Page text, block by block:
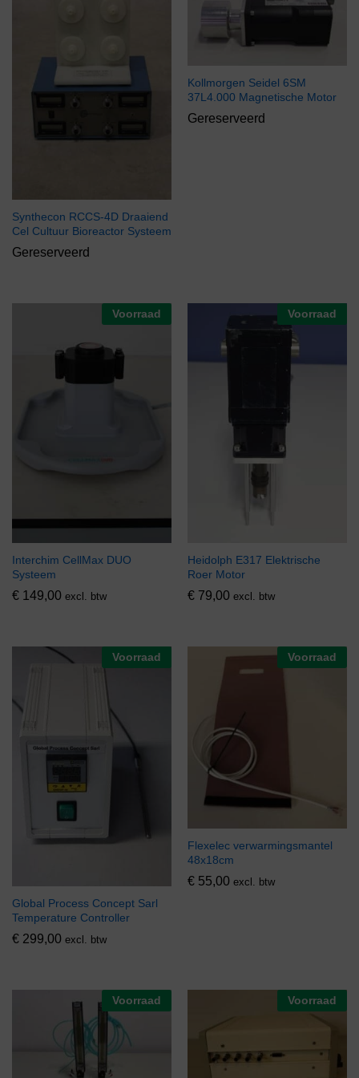
Synthecon RCCS-4D Draaiend
Cel Cultuur Bioreactor Systeem
Gereserveerd
Kollmorgen Seidel 6SM
37L4.000 Magnetische Motor
Gereserveerd
Voorraad
Interchim CellMax DUO
Systeem
€ 149,00 excl. btw
Voorraad
Heidolph E317 Elektrische
Roer Motor
€ 79,00 excl. btw
Voorraad
Global Process Concept Sarl
Temperature Controller
€ 299,00 excl. btw
Voorraad
Flexelec verwarmingsmantel
48x18cm
€ 55,00 excl. btw
Voorraad Voorraad